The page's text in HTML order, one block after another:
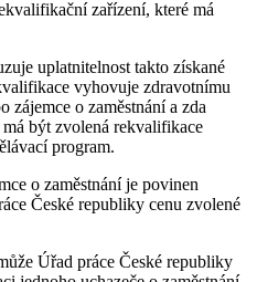
zařízení, které má
uplatnitelnost takto získané
vyhovuje zdravotnímu
zájemce o zaměstnání a zda
být zvolená rekvalifikace
program.
o zaměstnání je povinen
České republiky cenu zvolené
Úřad práce České republiky